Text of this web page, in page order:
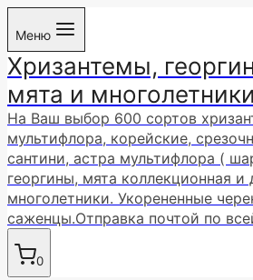
Перейти
содержимому
Меню
Хризантемы,
мята и многолетники
На Ваш выбор 600 сортов
мультифлора, корейские,
сантини, астра мультифлора (
георгины, мята коллекционная и
многолетники. Укорененные
саженцы.Отправка почтой по
0